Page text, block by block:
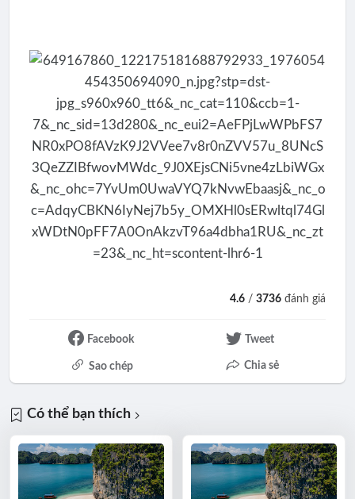
4.6 /3736 đánh giá
Facebook Tweet
Sao chép Chia sẻ
Có thể bạn thích